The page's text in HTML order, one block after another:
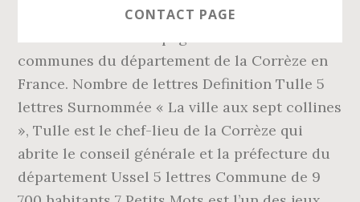
CONTACT PAGE
7 Petits Mots Janvier 2017 réponses.Bienvenue
communes du département de la Corrèze en
France. Nombre de lettres Definition Tulle 5
lettres Surnommée « La ville aux sept collines
», Tulle est le chef-lieu de la Corrèze qui
abrite le conseil générale et la préfecture du
département Ussel 5 lettres Commune de 9